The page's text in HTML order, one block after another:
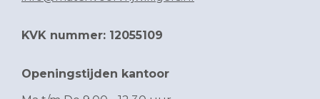
KVK nummer: 12055109
Openingstijden kantoor